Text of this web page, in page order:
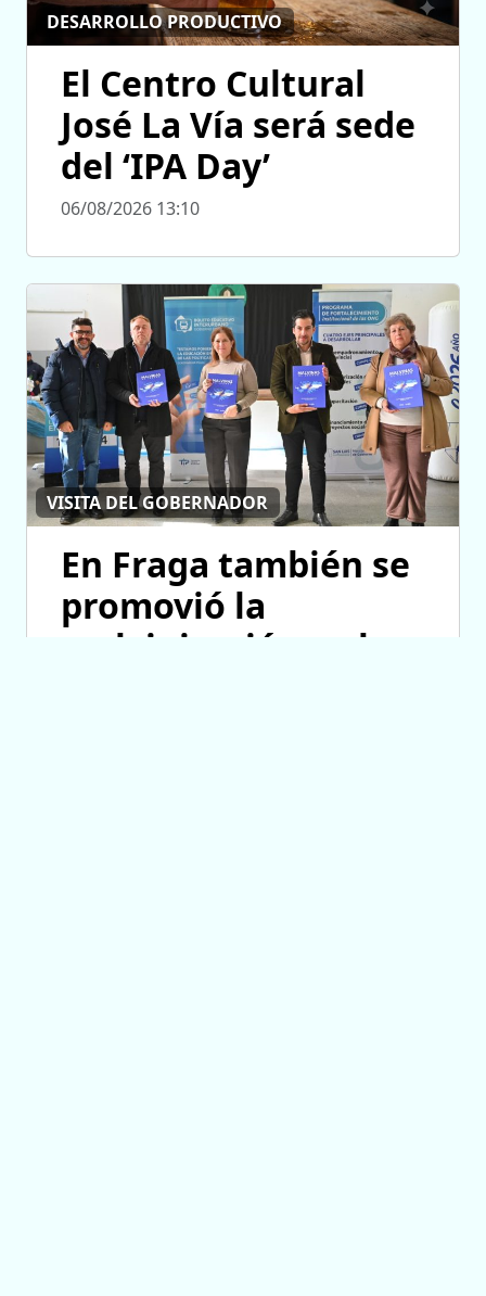
DESARROLLO PRODUCTIVO
El Centro Cultural
José La Vía será sede
del ‘IPA Day’
06/08/2026 13:10
VISITA DEL GOBERNADOR
En Fraga también se
promovió la
malvinización y el